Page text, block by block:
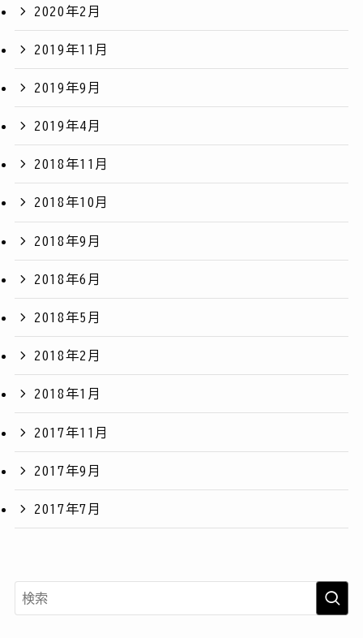
2020年2月
2019年11月
2019年9月
2019年4月
2018年11月
2018年10月
2018年9月
2018年6月
2018年5月
2018年2月
2018年1月
2017年11月
2017年9月
2017年7月